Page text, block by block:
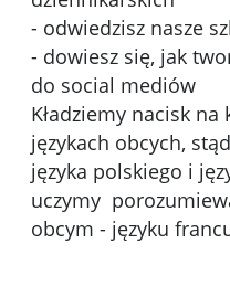
- odwiedzisz nasze
- dowiesz się, jak
do social mediów
Kładziemy nacisk
językach obcych,
języka polskiego i
uczymy
obcym - języku